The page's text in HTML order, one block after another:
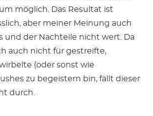
möglich. Das Resultat ist
aber meiner Meinung auch
und der Nachteile nicht wert. Da
auch nicht für gestreifte,
(oder sonst wie
zu begeistern bin, fällt dieser
durch.